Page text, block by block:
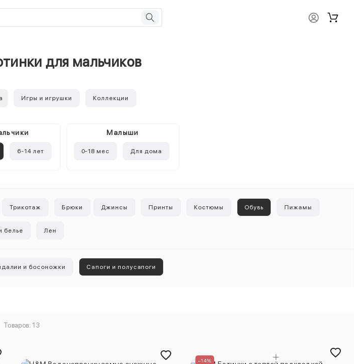
для мальчиков
Игры и игрушки Коллекции
6-14 лет
Малыши
0-18 мес Для дома
Трикотаж Брюки Джинсы Принты Костюмы Обувь Пижамы
белье Лен
и босоножки Сапоги и полусапоги
Товаров: 13
–14%